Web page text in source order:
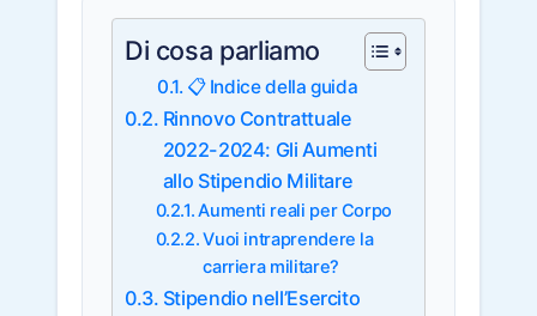
Di cosa parliamo
📋 Indice della guida
Rinnovo Contrattuale
2022-2024: Gli Aumenti
allo Stipendio Militare
Aumenti reali per Corpo
Vuoi intraprendere la
carriera militare?
Stipendio nell’Esercito